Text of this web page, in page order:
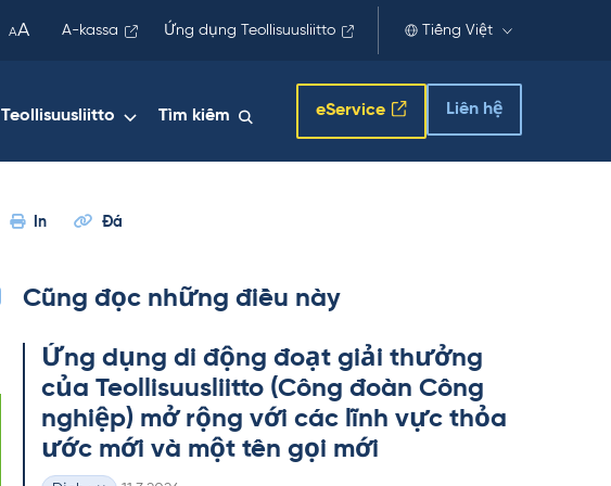
AA A-kassa Ứng dụng Teollisuusliitto Tiếng Việt
Teollisuusliitto Tìm kiếm eService Liên hệ
In Đá
Cũng đọc những điều này
Ứng dụng di động đoạt giải thưởng
của Teol­li­suus­liitto (Công đoàn Công
ng­hiệp) mở rộng với các lĩnh vực thỏa
ước mới và một tên gọi mới